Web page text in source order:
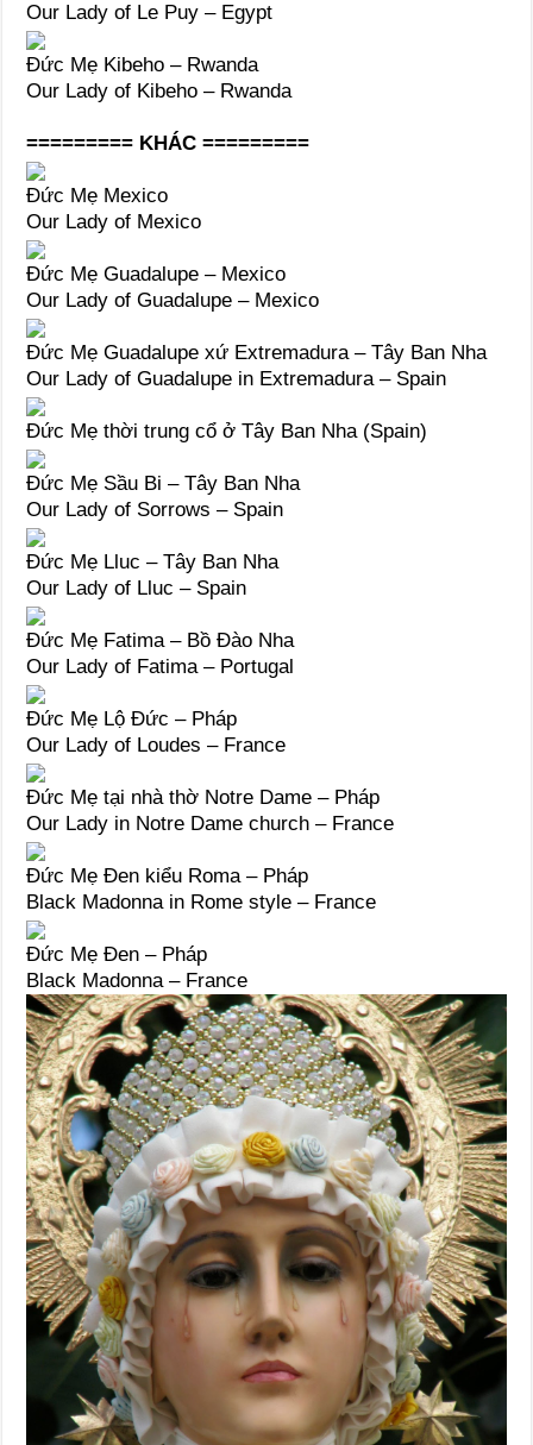
Our Lady of Le Puy – Egypt
Đức Mẹ Kibeho – Rwanda
Our Lady of Kibeho – Rwanda
========= KHÁC =========
Đức Mẹ Mexico
Our Lady of Mexico
Đức Mẹ Guadalupe – Mexico
Our Lady of Guadalupe – Mexico
Đức Mẹ Guadalupe xứ Extremadura – Tây Ban Nha
Our Lady of Guadalupe in Extremadura – Spain
Đức Mẹ thời trung cổ ở Tây Ban Nha (Spain)
Đức Mẹ Sầu Bi – Tây Ban Nha
Our Lady of Sorrows – Spain
Đức Mẹ Lluc – Tây Ban Nha
Our Lady of Lluc – Spain
Đức Mẹ Fatima – Bồ Đào Nha
Our Lady of Fatima – Portugal
Đức Mẹ Lộ Đức – Pháp
Our Lady of Loudes – France
Đức Mẹ tại nhà thờ Notre Dame – Pháp
Our Lady in Notre Dame church – France
Đức Mẹ Đen kiểu Roma – Pháp
Black Madonna in Rome style – France
Đức Mẹ Đen – Pháp
Black Madonna – France